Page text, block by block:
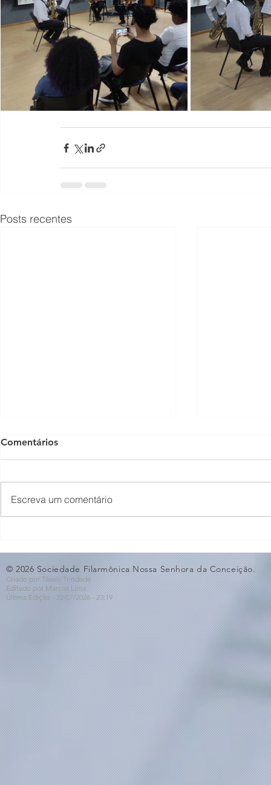
Posts recentes
ao Dia dos Pais🩵
Violino🎻
Comentários
Escreva um comentário
© 2026 Sociedade Filarmônica Nossa Senhora da Conceição.
Criado por Tássio Trindade
Editado por Marcos Lima
Última Edição - 22/07/2026- 23:19